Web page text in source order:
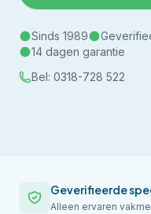
Sinds 1989
14 dagen garantie
Bel: 0318-728 522
Geverifieerde
Alleen ervaren